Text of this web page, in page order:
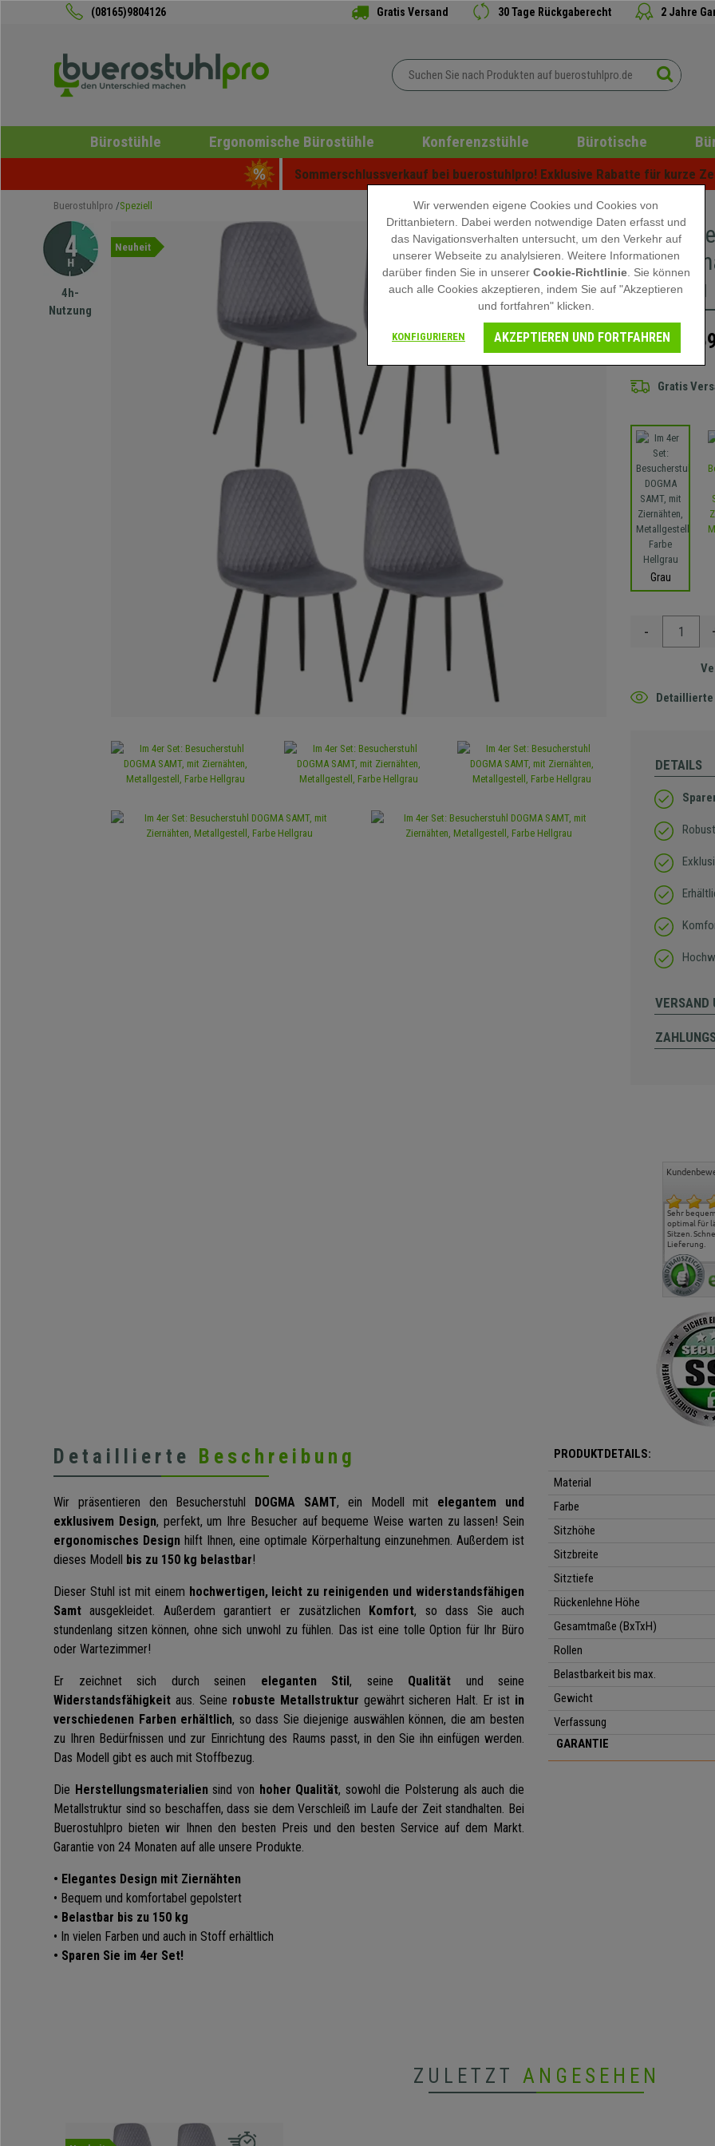
(08165)9804126 Gratis Versand 30 Tage Rückgaberecht 2 Jahre
Bürostühle Ergonomische Bürostühle Konferenzstühle Bürotische
Sommerschlussverkauf bei buerostuhlpro! Exklusive Rabatte für kurze
Buerostuhlpro Speziell
4h-
Nutzung
Neuheit
Im 4er
mit
Hellgrau
369,90 €
Gratis
Grau
-
Detaillierte
DETAILS
VERSAND
Sehr
optimal für
Sitzen.
Lieferung.
Detaillierte Beschreibung
Wir präsentieren den Besucherstuhl DOGMA SAMT, ein Modell mit elegantem und
exklusivem Design, perfekt, um Ihre Besucher auf bequeme Weise warten zu lassen! Sein
ergonomisches Design hilft Ihnen, eine optimale Körperhaltung einzunehmen. Außerdem ist
dieses Modell bis zu 150 kg belastbar!
Dieser Stuhl ist mit einem hochwertigen, leicht zu reinigenden und widerstandsfähigen
Samt ausgekleidet. Außerdem garantiert er zusätzlichen Komfort, so dass Sie auch
stundenlang sitzen können, ohne sich unwohl zu fühlen. Das ist eine tolle Option für Ihr Büro
oder Wartezimmer!
Er zeichnet sich durch seinen eleganten Stil, seine Qualität und seine
Widerstandsfähigkeit aus. Seine robuste Metallstruktur gewährt sicheren Halt. Er ist in
verschiedenen Farben erhältlich, so dass Sie diejenige auswählen können, die am besten
zu Ihren Bedürfnissen und zur Einrichtung des Raums passt, in den Sie ihn einfügen werden.
Das Modell gibt es auch mit Stoffbezug.
Die Herstellungsmaterialiensind von hoher Qualität, sowohl die Polsterung als auch die
Metallstruktur sind so beschaffen, dass sie dem Verschleiß im Laufe der Zeit standhalten. Bei
Buerostuhlpro bieten wir Ihnen den besten Preis und den besten Service auf dem Markt.
Garantie von 24 Monaten auf alle unsere Produkte.
• Elegantes Design mit Ziernähten
• Bequem und komfortabel gepolstert
• Belastbar bis zu 150 kg
• In vielen Farben und auch in Stoff erhältlich
• Sparen Sie im 4er Set!
PRODUKTDETAILS:
Material
Farbe
Sitzhöhe
Sitzbreite
Sitztiefe
Rückenlehne Höhe
Gesamtmaße (BxTxH)
Rollen
Belastbarkeit bis max.
Gewicht
Verfassung
GARANTIE
ZULETZT ANGESEHEN
Wir verwenden eigene Cookies und Cookies von
Drittanbietern. Dabei werden notwendige Daten erfasst und
das Navigationsverhalten untersucht, um den Verkehr auf
unserer Webseite zu analylsieren. Weitere Informationen
darüber finden Sie in unserer Cookie-Richtlinie. Sie können
auch alle Cookies akzeptieren, indem Sie auf "Akzeptieren
und fortfahren" klicken.
KONFIGURIEREN AKZEPTIEREN UND FORTFAHREN